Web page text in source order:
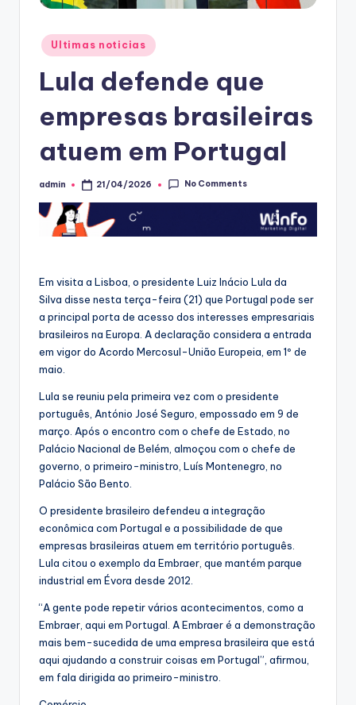
Posted
in
Ultimas noticias
Lula defende que
empresas brasileiras
atuem em Portugal
Posted
admin 21/04/2026 No Comments
Em visita a Lisboa, o presidente Luiz Inácio Lula da
Silva disse nesta terça-feira (21) que Portugal pode ser
a principal porta de acesso dos interesses empresariais
brasileiros na Europa. A declaração considera a entrada
em vigor do Acordo Mercosul-União Europeia, em 1º de
maio.
Lula se reuniu pela primeira vez com o presidente
português, António José Seguro, empossado em 9 de
março. Após o encontro com o chefe de Estado, no
Palácio Nacional de Belém, almoçou com o chefe de
governo, o primeiro-ministro, Luís Montenegro, no
Palácio São Bento.
O presidente brasileiro defendeu a integração
econômica com Portugal e a possibilidade de que
empresas brasileiras atuem em território português.
Lula citou o exemplo da Embraer, que mantém parque
industrial em Évora desde 2012.
“A gente pode repetir vários acontecimentos, como a
Embraer, aqui em Portugal. A Embraer é a demonstração
mais bem-sucedida de uma empresa brasileira que está
aqui ajudando a construir coisas em Portugal”, afirmou,
em fala dirigida ao primeiro-ministro.